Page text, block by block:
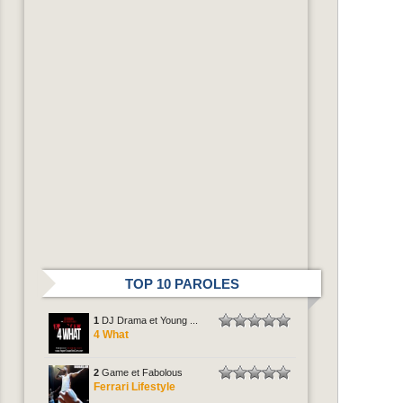
TOP 10 PAROLES
1 DJ Drama et Young ...
4 What
2 Game et Fabolous
Ferrari Lifestyle